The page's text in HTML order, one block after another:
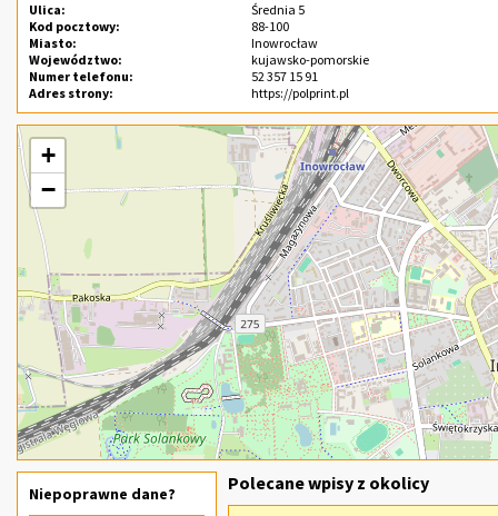
Ulica:
Średnia 5
Kod pocztowy:
88-100
Miasto:
Inowrocław
Województwo:
kujawsko-pomorskie
Numer telefonu:
52 357 15 91
Adres strony:
https://polprint.pl
+
−
Niepoprawne dane? Polecane wpisy z okolicy